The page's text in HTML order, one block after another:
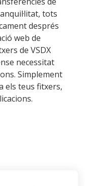
tots
després
web de
de VSDX
necessitat
Simplement
els teus fitxers,